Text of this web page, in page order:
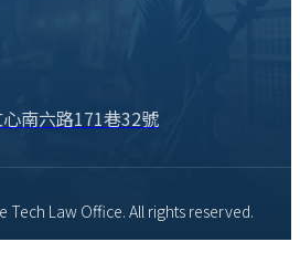
南六路171巷32號
Tech Law Office. All rights reserved.